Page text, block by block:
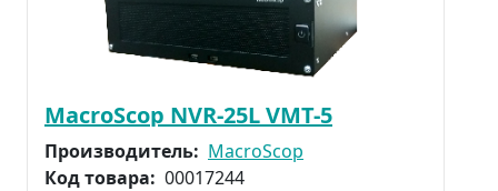
MacroScop NVR-25L VMT-5
Производитель: MacroScop
Код товара: 00017244